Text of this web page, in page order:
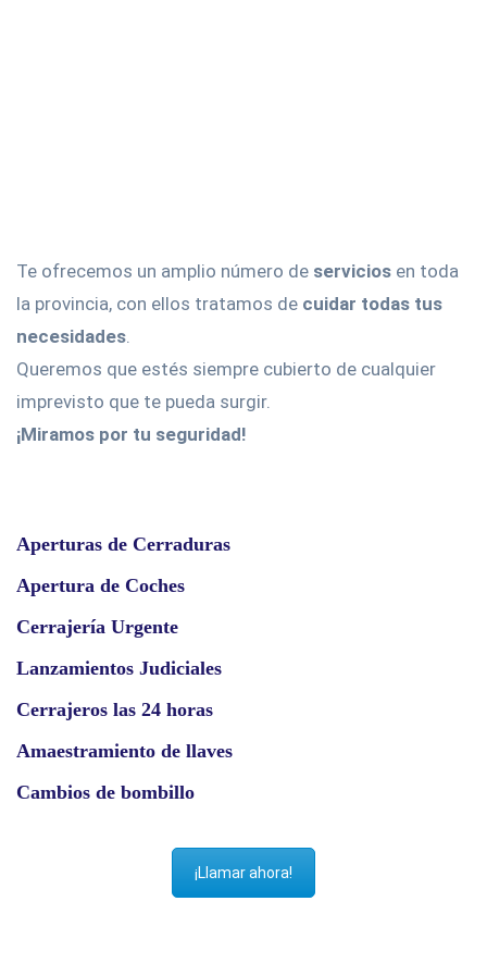
Te ofrecemos un amplio número de servicios en toda
la provincia, con ellos tratamos de cuidar todas tus
necesidades
Queremos que estés siempre cubierto de cualquier
imprevisto que te pueda surgir.
¡Miramos por tu seguridad!
Aperturas de Cerraduras
Apertura de Coches
Cerrajería Urgente
Lanzamientos Judiciales
Cerrajeros las 24 horas
Amaestramiento de llaves
Cambios de bombillo
¡Llamar ahora!